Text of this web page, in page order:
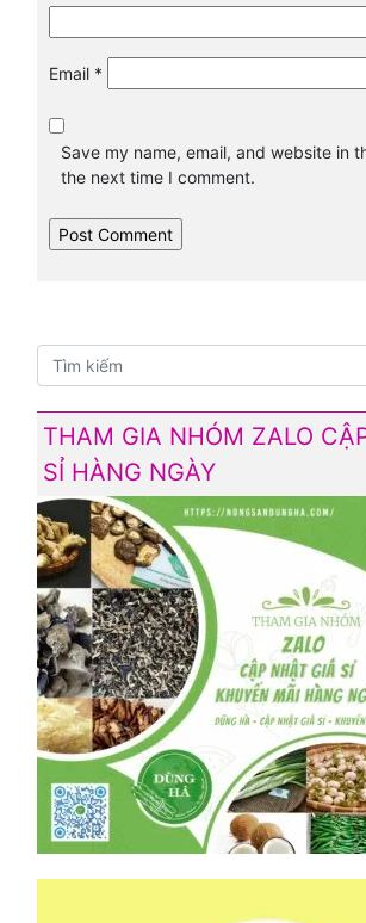
Email *
Save my name, email, and website in
the next time I comment.
THAM GIA NHÓM ZALO
SỈ HÀNG NGÀY